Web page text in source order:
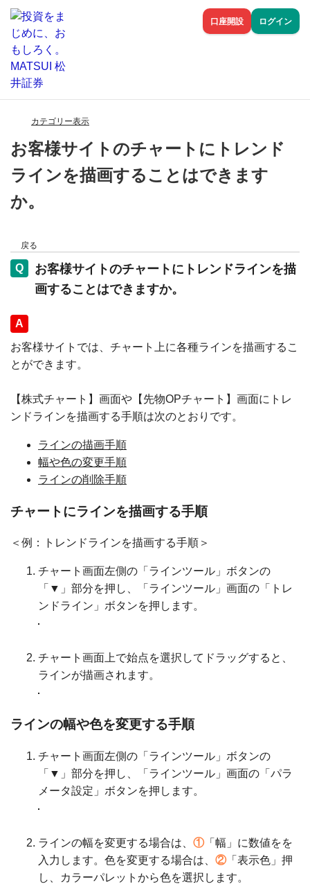
口座開設 ログイン
カテゴリー表示
お客様サイトのチャートにトレンド
ラインを描画することはできます
か。
戻る
お客様サイトのチャートにトレンドラインを描
画することはできますか。
回答
お客様サイトでは、チャート上に各種ラインを描画するこ
とができます。
【株式チャート】画面や【先物OPチャート】画面にトレ
ンドラインを描画する手順は次のとおりです。
ラインの描画手順
幅や色の変更手順
ラインの削除手順
チャートにラインを描画する手順
＜例：トレンドラインを描画する手順＞
チャート画面左側の「ラインツール」ボタンの
「▼」部分を押し、「ラインツール」画面の「トレ
ンドライン」ボタンを押します。
チャート画面上で始点を選択してドラッグすると、
ラインが描画されます。
ラインの幅や色を変更する手順
チャート画面左側の「ラインツール」ボタンの
「▼」部分を押し、「ラインツール」画面の「パラ
メータ設定」ボタンを押します。
ラインの幅を変更する場合は、 ①「幅」に数値をを
入力します。色を変更する場合は、 ②「表示色」押
し、カラーパレットから色を選択します。